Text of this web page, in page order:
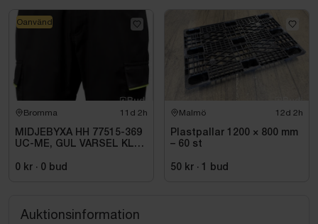
Bromma 11d 2h
MIDJEBYXA HH 77515-369
UC-ME, GUL VARSEL KL1.
0 kr · 0 bud
Oanvänd
Malmö 12d 2h
Plastpallar 1200 × 800 mm
– 60 st
50 kr · 1 bud
Auktionsinformation